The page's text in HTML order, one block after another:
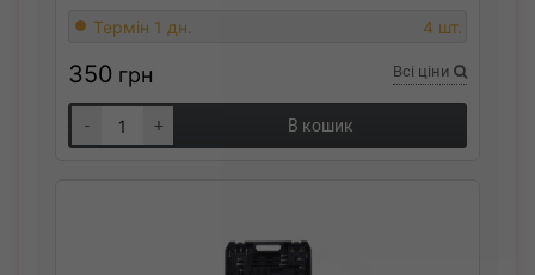
Термін 1 дн. 4 шт.
350 грн Всі ціни
- + В кошик